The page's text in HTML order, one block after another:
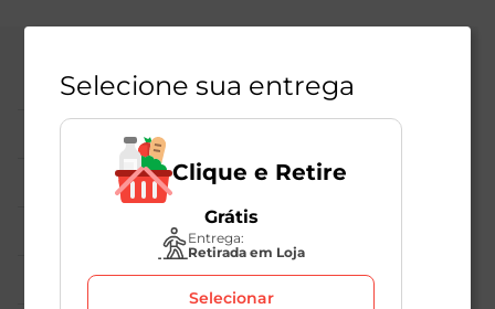
Central de Atendimento
Institucional
Políticas Mambo
Atedimento ao Consumidor
Nossas Redes
Selecione sua entrega
Clique e Retire
Grátis
Entrega:
Retirada em Loja
Selecionar